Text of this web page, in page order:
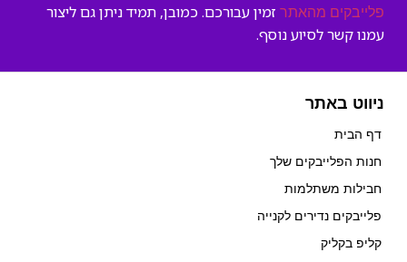
פלייבקים מהאתר זמין עבורכם. כמובן, תמיד ניתן גם ליצור
עמנו קשר לסיוע נוסף.
ניווט באתר
דף הבית
חנות הפלייבקים שלך
חבילות משתלמות
פלייבקים נדירים לקנייה
קליפ בקליק